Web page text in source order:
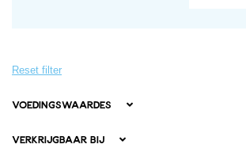
Reset filter
Voedingswaardes
Verkrijgbaar bij